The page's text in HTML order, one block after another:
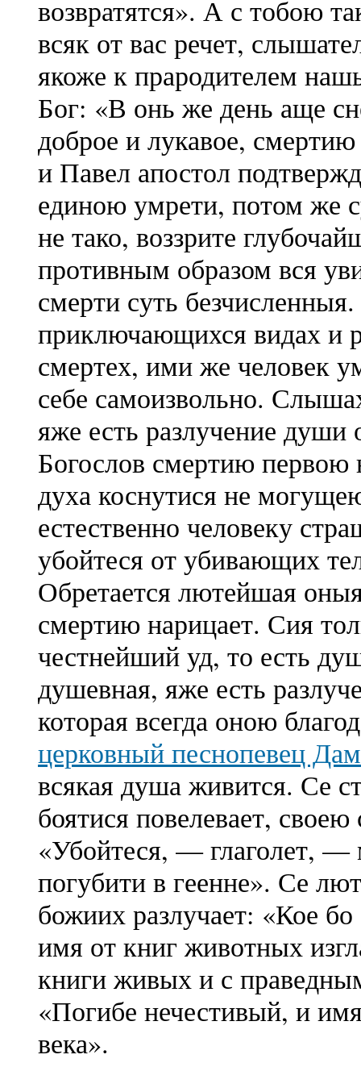
возвратятся». А с тобою
всяк от вас речет,
якоже к прародителем
Бог: «В онь же день аще
доброе и лукавое,
и Павел апостол
единою умрети, потом же
не тако, воззрите
противным образом вся
смерти суть
приключающихся видах и
смертех, ими же человек
себе самоизвольно.
яже есть разлучение
Богослов смертию
духа коснутися не
естественно человеку
убойтеся от убивающих
Обретается лютейшая
смертию нарицает. Сия
честнейший уд, то есть
душевная, яже есть
которая всегда оною
церковный песнопевец
всякая душа живится. Се
боятися повелевает,
«Убойтеся, — глаголет,
погубити в геенне». Се
божиих разлучает: «Кое
имя от книг животных
книги живых и с
«Погибе нечестивый, и
века».